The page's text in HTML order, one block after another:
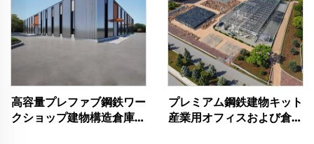
高容量プレファブ鋼鉄ワー
クショップ建物構造倉庫フ
プレミアム鋼鉄建物キット
産業用オフィスおよび倉庫